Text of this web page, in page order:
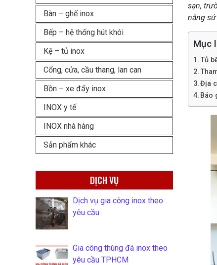
Bàn – ghế inox
Bếp – hệ thống hút khói
Kệ – tủ inox
Cổng, cửa, cầu thang, lan can
Bồn – xe đẩy inox
INOX y tế
INOX nhà hàng
Sản phẩm khác
DỊCH VỤ
Dịch vụ gia công inox theo
yêu cầu
Gia công thùng đá inox theo
yêu cầu TPHCM
sạn,
năng
Mục
Tủ
Địa
Báo